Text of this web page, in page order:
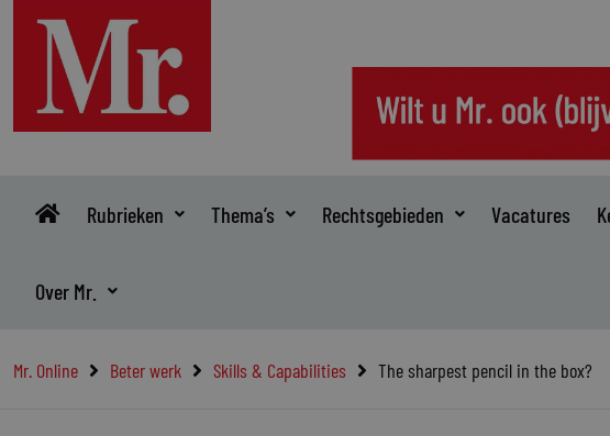
inhoud
Rubrieken Thema’s Rechtsgebieden Vacatures
Over Mr.
Mr. Online Beter werk Skills & Capabilities The sharpest pencil in the box?